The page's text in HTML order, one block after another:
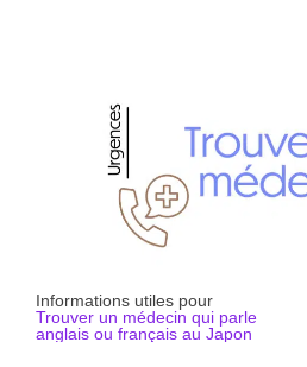
Informations utiles pour
Trouver un médecin qui parle
anglais ou français au Japon